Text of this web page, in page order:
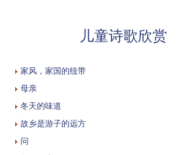
儿童诗歌欣赏
家风，家国的纽带
母亲
冬天的味道
故乡是游子的远方
问